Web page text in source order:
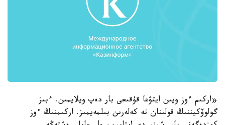
«اركىم ءوز ويىن ايتۋعا قۇقىعى بار دەپ ويلايمىن. ءبىز
گولوۆكيننىڭ قولىنان نە كەلەرىن بىلمەيمىز. اركىمنىڭ ءوز